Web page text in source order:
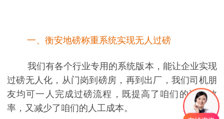
一、衡安地磅称重系统实现无人过磅
我们有各个行业专用的系统版本，能让企业实现
过磅无人化，从门岗到磅房，再到出厂，我们司机朋
友均可一人完成过磅流程，既提高了咱们的过磅效
率，又减少了咱们的人工成本。